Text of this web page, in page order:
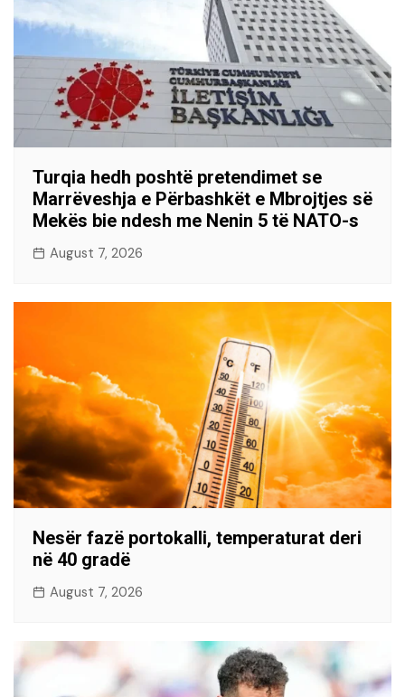
Turqia hedh poshtë pretendimet se
Marrëveshja e Përbashkët e Mbrojtjes së
Mekës bie ndesh me Nenin 5 të NATO-s
August 7, 2026
Nesër fazë portokalli, temperaturat deri
në 40 gradë
August 7, 2026